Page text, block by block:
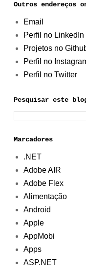
Outros endereços
Email
Perfil no LinkedIn
Projetos no
Perfil no
Perfil no Twitter
Pesquisar este
Marcadores
.NET
Adobe AIR
Adobe Flex
Alimentação
Android
Apple
AppMobi
Apps
ASP.NET